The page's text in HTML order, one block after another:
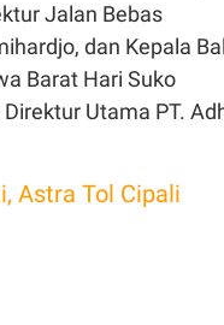
Jalan Bebas
dan Kepala
Barat Hari Suko
Utama PT.
Astra Tol Cipali